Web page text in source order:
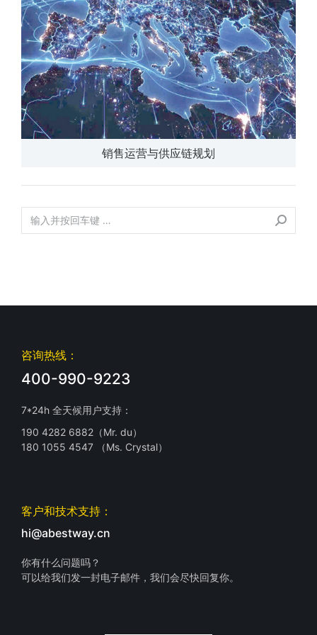
销售运营与供应链规划
咨询热线：
400-990-9223
7*24h 全天候用户支持：
190 4282 6882（Mr. du）
180 1055 4547 （Ms. Crystal）
客户和技术支持：
hi@abestway.cn
你有什么问题吗？
可以给我们发一封电子邮件，我们会尽快回复你。